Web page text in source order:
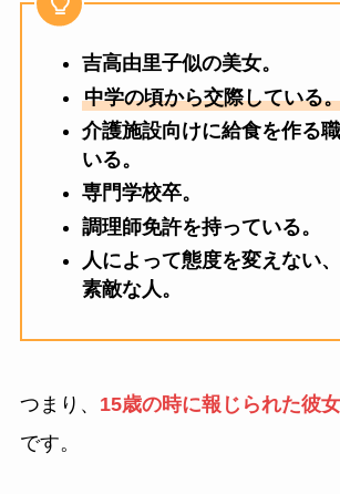
吉高由里子似の美女。
中学の頃から交際している
介護施設向けに給食を作る
いる。
専門学校卒。
調理師免許を持っている。
人によって態度を変えない
素敵な人。
つまり、 15歳の時に報じられた彼
です。